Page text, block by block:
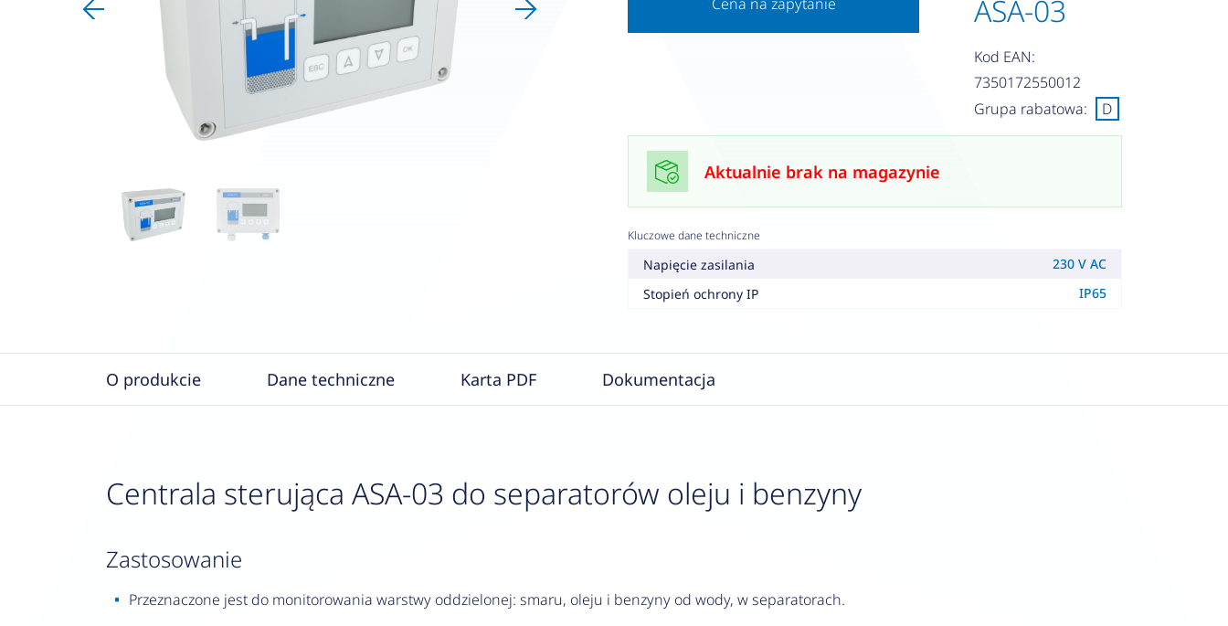
ASA-03
Kod EAN:
7350172550012
Grupa rabatowa:
D
Aktualnie brak na magazynie
Kluczowe dane techniczne
Napięcie zasilania
230 V AC
Stopień ochrony IP
IP65
O produkcie Dane techniczne Karta PDF Dokumentacja
Centrala sterująca ASA-03 do separatorów oleju i benzyny
zastosowanie
Przeznaczone jest do monitorowania warstwy oddzielonej: smaru, oleju i benzyny od wody, w separatorach.